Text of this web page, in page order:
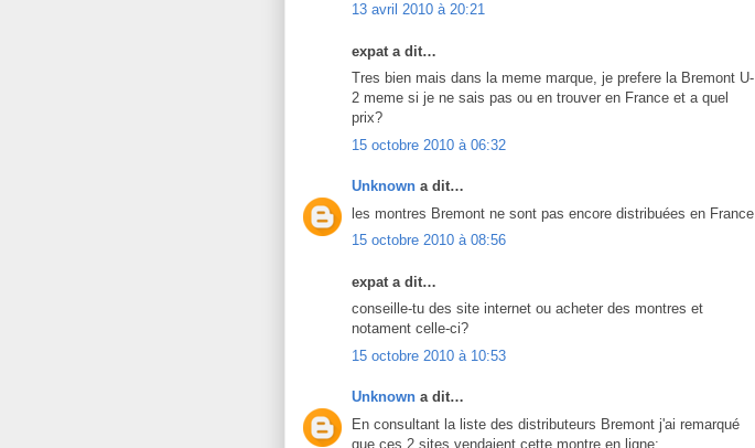
13 avril 2010 à 20:21
expat a dit…
Tres bien mais dans la meme marque, je prefere la Bremont U-
2 meme si je ne sais pas ou en trouver en France et a quel
prix?
15 octobre 2010 à 06:32
Unknown a dit…
les montres Bremont ne sont pas encore distribuées en France
15 octobre 2010 à 08:56
expat a dit…
conseille-tu des site internet ou acheter des montres et
notament celle-ci?
15 octobre 2010 à 10:53
Unknown a dit…
En consultant la liste des distributeurs Bremont j'ai remarqué
que ces 2 sites vendaient cette montre en ligne: